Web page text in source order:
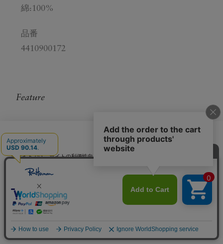
綿:100%
品番
4410900172
Feature
Collection
RHC Ron Herman
Women
日本語
当サイトでは、サイトの利便性向上のためにクッキーを使用いたします。ボタン
から同意の可否を選択してください。選択せずにページを移動した場合、クッキ
ーの使用に同意したことになります。クッキーを通じて収集する情報には「お客
様個人を特定できる情報」は一切含まれておりません。詳細は
クッキーポリシ
ー
をご確認ください。